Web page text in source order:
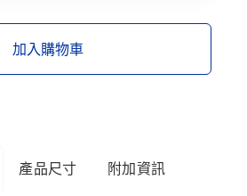
加入購物車
產品尺寸 附加資訊